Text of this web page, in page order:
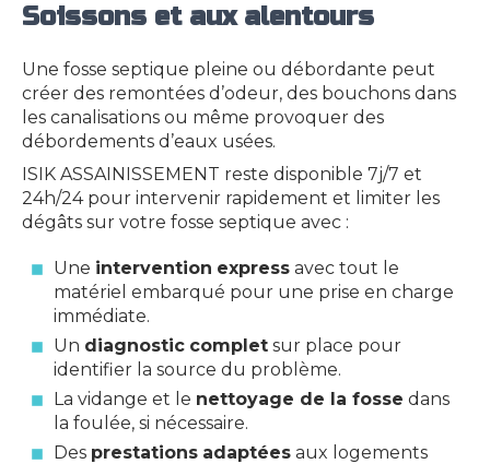
Soissons et aux alentours
Une fosse septique pleine ou débordante peut
créer des remontées d’odeur, des bouchons dans
les canalisations ou même provoquer des
débordements d’eaux usées.
ISIK ASSAINISSEMENT reste disponible 7j/7 et
24h/24 pour intervenir rapidement et limiter les
dégâts sur votre fosse septique avec :
Une intervention expressavec tout le
matériel embarqué pour une prise en charge
immédiate.
Un diagnostic completsur place pour
identifier la source du problème.
La vidange et le nettoyage de la fosse dans
la foulée, si nécessaire.
Des prestations adaptéesaux logements